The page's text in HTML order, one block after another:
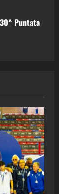
Puntata
Puntata
Puntata